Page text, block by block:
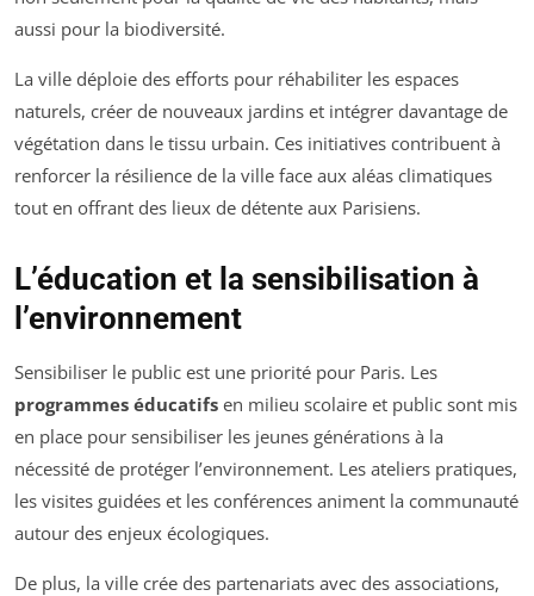
aussi pour la biodiversité.
La ville déploie des efforts pour réhabiliter les espaces
naturels, créer de nouveaux jardins et intégrer davantage de
végétation dans le tissu urbain. Ces initiatives contribuent à
renforcer la résilience de la ville face aux aléas climatiques
tout en offrant des lieux de détente aux Parisiens.
L’éducation et la sensibilisation à
l’environnement
Sensibiliser le public est une priorité pour Paris. Les
programmes éducatifs en milieu scolaire et public sont mis
en place pour sensibiliser les jeunes générations à la
nécessité de protéger l’environnement. Les ateliers pratiques,
les visites guidées et les conférences animent la communauté
autour des enjeux écologiques.
De plus, la ville crée des partenariats avec des associations,